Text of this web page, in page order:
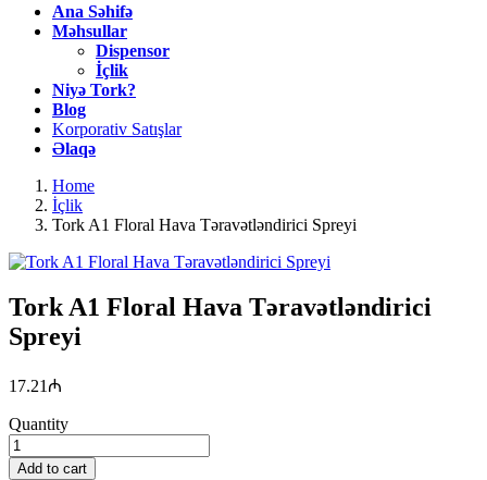
Ana Səhifə
Məhsullar
Dispensor
İçlik
Niyə Tork?
Blog
Korporativ Satışlar
Əlaqə
Home
İçlik
Tork A1 Floral Hava Təravətləndirici Spreyi
Tork A1 Floral Hava Təravətləndirici
Spreyi
17.21 ₼
Quantity
Add to cart